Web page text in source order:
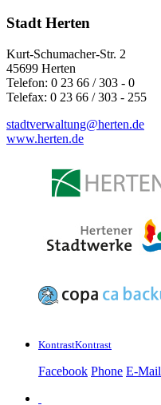
Stadt Herten
Kurt-Schumacher-Str. 2
45699 Herten
Telefon: 0 23 66 / 303 - 0
Telefax: 0 23 66 / 303 - 255
stadtverwaltung@herten.de
www.herten.de
KontrastKontrast
Facebook Phone E-Mail